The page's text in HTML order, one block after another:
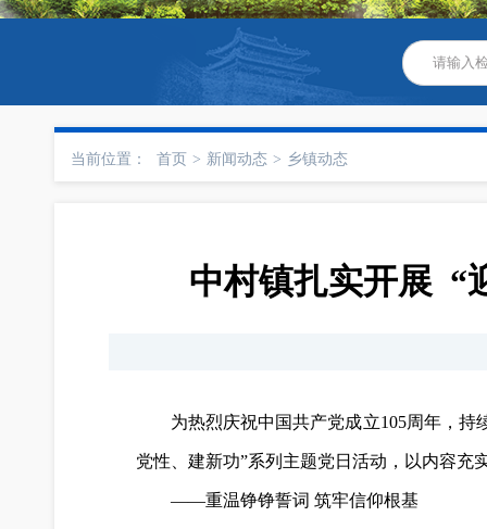
当前位置： 首页 > 新闻动态 > 乡镇动态
中村镇扎实开展 “
为热烈庆祝中国共产党成立105周年，
党性、建新功”系列主题党日活动，以内容充
——重温铮铮誓词 筑牢信仰根基